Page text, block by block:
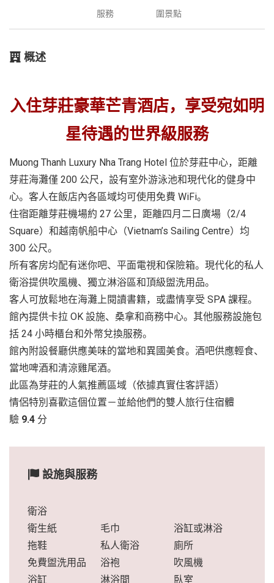
服務 圍景點
概述
入住芽莊豪華芒青酒店，享受宛如明
星待遇的世界級服務
Muong Thanh Luxury Nha Trang Hotel 位於芽莊中心，距離
芽莊海灘僅 200 公尺，設有室外游泳池和現代化的健身中
心。客人在飯店內各區域均可使用免費 WiFi。
住宿距離芽莊機場約 27 公里，距離四月二日廣場（2/4
Square）和越南帆船中心（Vietnam’s Sailing Centre）均
300 公尺。
所有客房均配有迷你吧、平面電視和保險箱。現代化的私人
衛浴提供吹風機、獨立淋浴區和頂級盥洗用品。
客人可放鬆地在海灘上閱讀書籍，或盡情享受 SPA 課程。
館內提供卡拉 OK 設施、桑拿和商務中心。其他服務設施包
括 24 小時櫃台和外幣兌換服務。
館內附設餐廳供應美味的當地和異國美食。酒吧供應輕食、
當地啤酒和清涼雞尾酒。
此區為芽莊的人氣推薦區域（依據真實住客評語）
情侶特別喜歡這個位置－並給他們的雙人旅行住宿體
驗 9.4 分
設施與服務
衛浴
衛生紙
毛巾
浴缸或淋浴
拖鞋
私人衛浴
廁所
免費盥洗用品
浴袍
吹風機
浴缸
淋浴間 臥室